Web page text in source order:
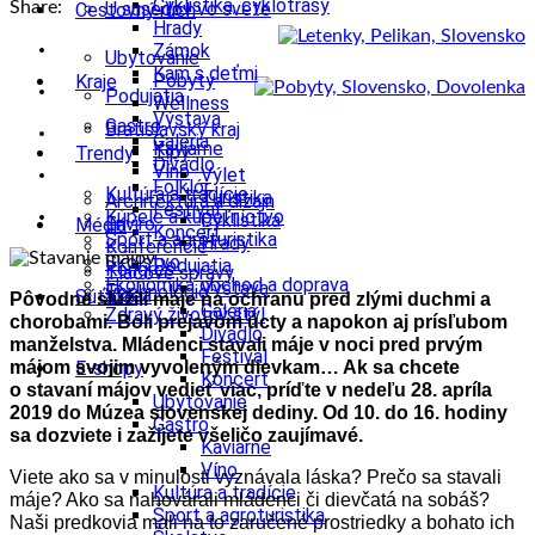
Cyklistika, cyklotrasy
Hrady
Zámok
Kam s deťmi
Podujatia
Výstava
Galéria
Divadlo
Folklór
Festival
Koncert
U susedov vo svete
Cestovný ruch
Ubytovanie
Pobyty
Wellness
Gastro
Kaviarne
Víno
Kultúra a tradície
Kúpele a kúpeľníctvo
Šport a agroturistika
Školstvo
Ekonomika obchod a doprava
Kraje
Bratislavský kraj
Tipy
Výlet
Turistika
Cyklistika
Hrady
Podujatia
Výstava
Galéria
Divadlo
Festival
Koncert
Ubytovanie
Gastro
Kaviarne
Víno
Kultúra a tradície
Šport a agroturistika
Trendy
Architektúra a dizajn
Enviro
Konferencie
Kongres
Technológie
Zdravý životný štýl
Médiá
Tlačové správy
Videá
Súťaže
E-shopy
Share:
Pôvodne slúžili máje na ochranu pred zlými duchmi a
chorobami. Boli prejavom úcty a napokon aj prísľubom
manželstva. Mládenci stavali máje v noci pred prvým
májom svojim vyvoleným dievkam… Ak sa chcete
o stavaní májov vedieť viac, príďte v nedeľu 28. apríla
2019 do Múzea slovenskej dediny. Od 10. do 16. hodiny
sa dozviete i zažijete všeličo zaujímavé.
Viete ako sa v minulosti vyznávala láska? Prečo sa stavali
máje? Ako sa nahovárali mládenci či dievčatá na sobáš?
Naši predkovia mali na to zaručené prostriedky a bohato ich